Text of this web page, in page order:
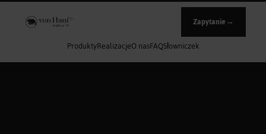
');">
ProduktyRealizacjeO nasFAQSłowniczek
Zapytanie→